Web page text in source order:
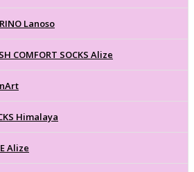
Lanoso
COMFORT SOCKS Alize
Himalaya
Alize